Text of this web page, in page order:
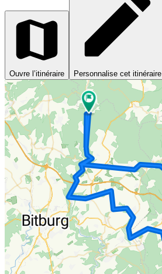
Ouvre l’itinéraire Personnalise cet itinéraire